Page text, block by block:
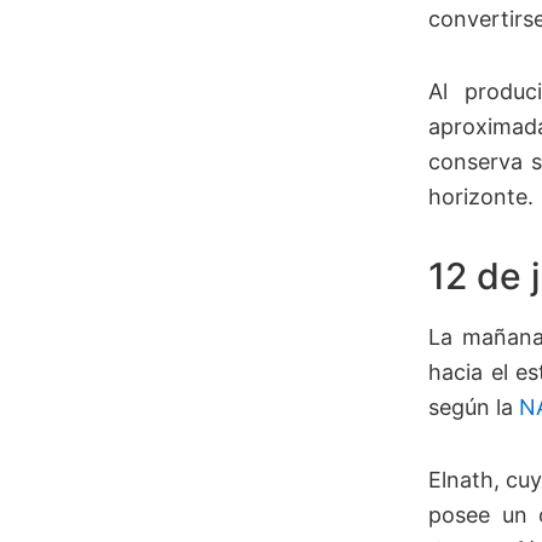
Al
conserva
horizonte.
12 de
La
hacia el
según la
Elnath,
posee un